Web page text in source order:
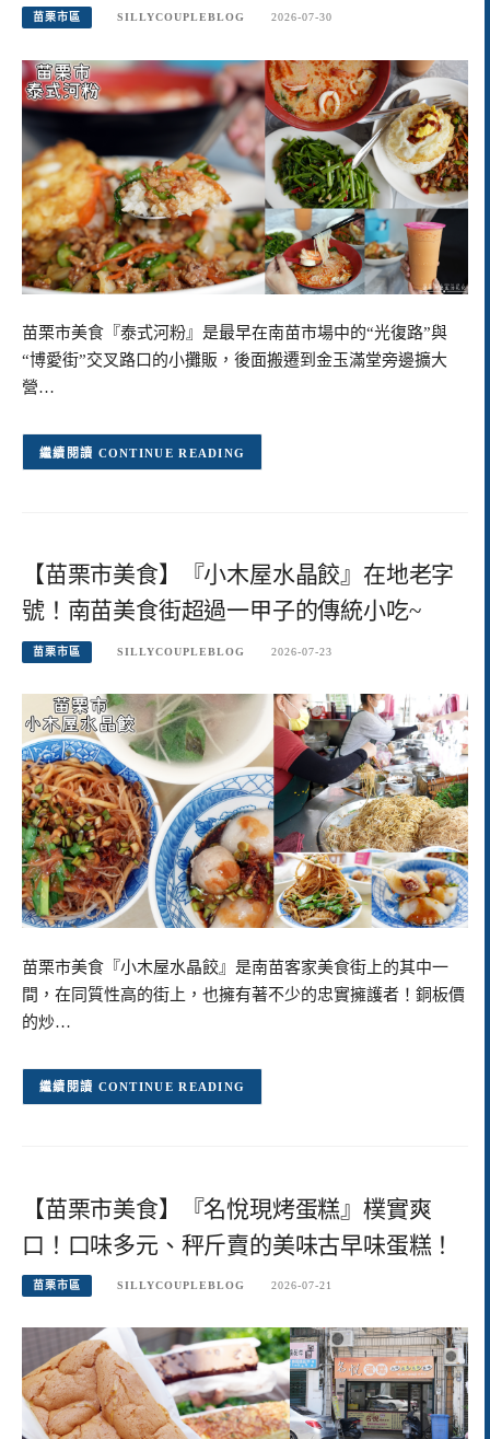
苗栗市區 SILLYCOUPLEBLOG 2026-07-30
苗栗市美食『泰式河粉』是最早在南苗市場中的“光復路”與
“博愛街”交叉路口的小攤販，後面搬遷到金玉滿堂旁邊擴大
營…
CONTINUE READING
【苗栗市美食】『小木屋水晶餃』在地老字
號！南苗美食街超過一甲子的傳統小吃~
苗栗市區 SILLYCOUPLEBLOG 2026-07-23
苗栗市美食『小木屋水晶餃』是南苗客家美食街上的其中一
間，在同質性高的街上，也擁有著不少的忠實擁護者！銅板價
的炒…
CONTINUE READING
【苗栗市美食】『名悅現烤蛋糕』樸實爽
口！口味多元、秤斤賣的美味古早味蛋糕！
苗栗市區 SILLYCOUPLEBLOG 2026-07-21